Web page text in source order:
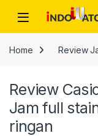
Open
Home Review
Review
Jam full
ringan